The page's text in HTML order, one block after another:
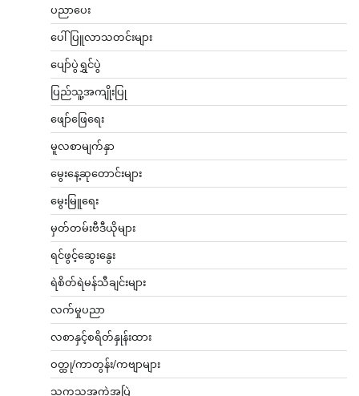
ပညာပေး
ပေါ်ပြူလာသတင်းများ
ပျော်ပွဲရွှင်ပွဲ
ပြည်သူ့အကျိုးပြု
ဖျော်ဖြေရေး
မူလစာမျက်နှာ
မွေးနေ့ဆုတောင်းများ
မွေးမြူရေး
မှတ်တမ်းဗီဒီယိုများ
ရင်ဖွင့်ဆွေးနွေး
ရဲစိတ်ရဲမန်သီချင်းများ
လက်မှုပညာ
လစာနှင့်စရိတ်နှုန်းထား
ဝတ္ထု/ကာတွန်း/ကဗျာများ
သကသအကွဲအပြဲ